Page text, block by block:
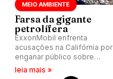
MEIO AMBIENTE
Farsa da gigante
petrolífera
ExxonMobil enfrenta
acusações na Califórnia por
enganar público sobre
reciclagem de plásticos
descartáveis, promover
leia mais »